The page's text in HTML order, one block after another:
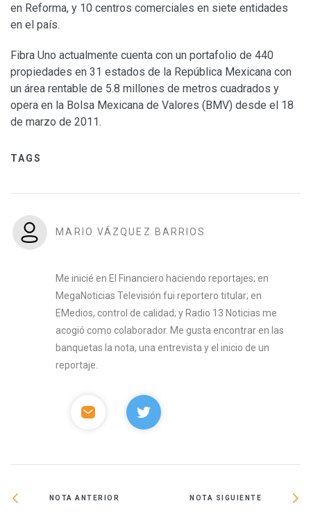
en Reforma, y 10 centros comerciales en siete entidades
en el país.
Fibra Uno actualmente cuenta con un portafolio de 440
propiedades en 31 estados de la República Mexicana con
un área rentable de 5.8 millones de metros cuadrados y
opera en la Bolsa Mexicana de Valores (BMV) desde el 18
de marzo de 2011.
TAGS
MARIO VÁZQUEZ BARRIOS
Me inicié en El Financiero haciendo reportajes; en
MegaNoticias Televisión fui reportero titular; en
EMedios, control de calidad; y Radio 13 Noticias me
acogió como colaborador. Me gusta encontrar en las
banquetas la nota, una entrevista y el inicio de un
reportaje.
NOTA ANTERIOR NOTA SIGUIENTE